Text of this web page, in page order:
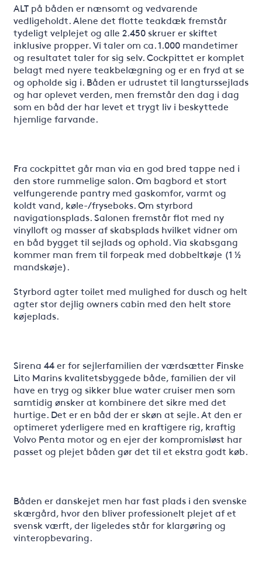
ALT på båden er nænsomt og vedvarende
vedligeholdt. Alene det flotte teakdæk fremstår
tydeligt velplejet og alle 2.450 skruer er skiftet
inklusive propper. Vi taler om ca. 1.000 mandetimer
og resultatet taler for sig selv. Cockpittet er komplet
belagt med nyere teakbelægning og er en fryd at se
og opholde sig i. Båden er udrustet til langturssejlads
og har oplevet verden, men fremstår den dag i dag
som en båd der har levet et trygt liv i beskyttede
hjemlige farvande.
Fra cockpittet går man via en god bred tappe ned i
den store rummelige salon. Om bagbord et stort
velfungerende pantry med gaskomfor, varmt og
koldt vand, køle-/fryseboks. Om styrbord
navigationsplads. Salonen fremstår flot med ny
vinylloft og masser af skabsplads hvilket vidner om
en båd bygget til sejlads og ophold. Via skabsgang
kommer man frem til forpeak med dobbeltkøje (1 ½
mandskøje).
Styrbord agter toilet med mulighed for dusch og helt
agter stor dejlig owners cabin med den helt store
køjeplads.
Sirena 44 er for sejlerfamilien der værdsætter Finske
Lito Marins kvalitetsbyggede både, familien der vil
have en tryg og sikker blue water cruiser men som
samtidig ønsker at kombinere det sikre med det
hurtige. Det er en båd der er skøn at sejle. At den er
optimeret yderligere med en kraftigere rig, kraftig
Volvo Penta motor og en ejer der kompromisløst har
passet og plejet båden gør det til et ekstra godt køb.
Båden er danskejet men har fast plads i den svenske
skærgård, hvor den bliver professionelt plejet af et
svensk værft, der ligeledes står for klargøring og
vinteropbevaring.